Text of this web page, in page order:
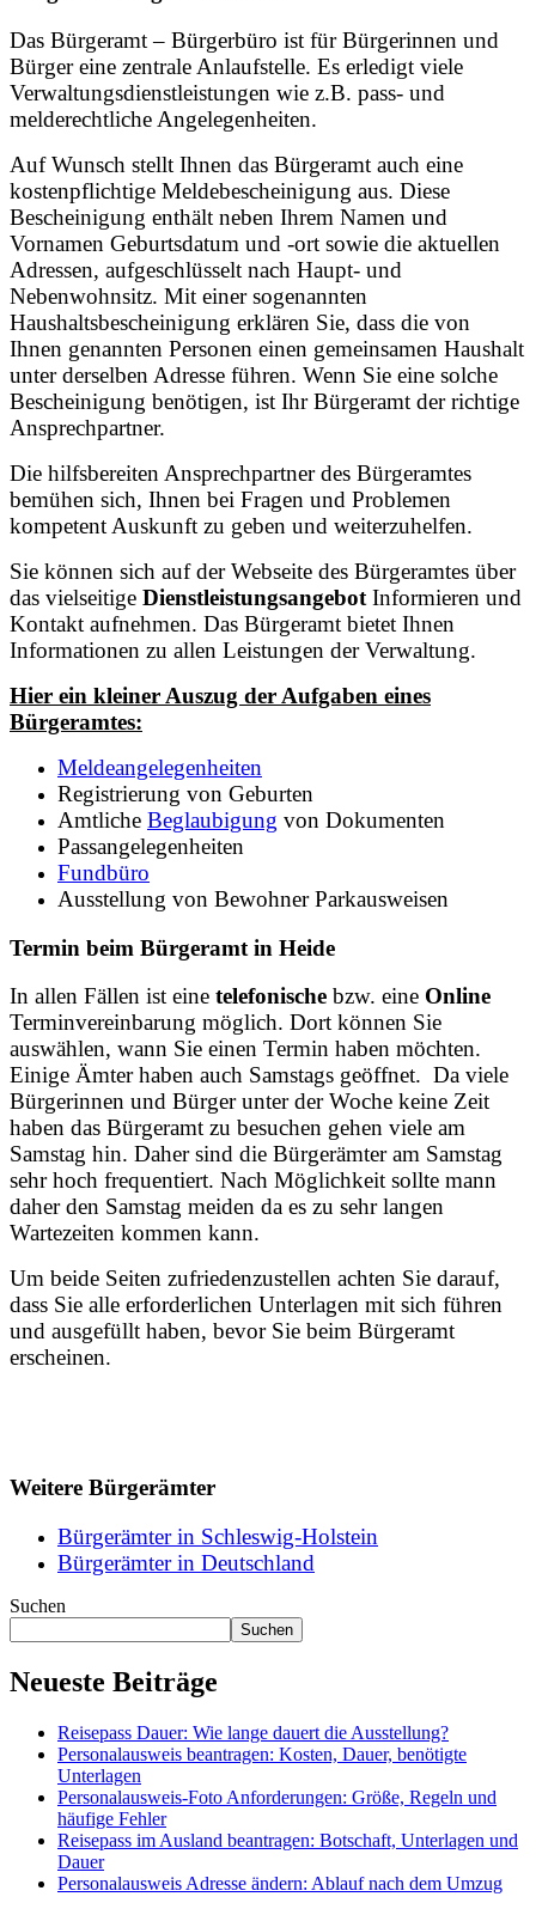
Das Bürgeramt – Bürgerbüro ist für Bürgerinnen und
Bürger eine zentrale Anlaufstelle. Es erledigt viele
Verwaltungsdienstleistungen wie z.B. pass- und
melderechtliche Angelegenheiten.
Auf Wunsch stellt Ihnen das Bürgeramt auch eine
kostenpflichtige Meldebescheinigung aus. Diese
Bescheinigung enthält neben Ihrem Namen und
Vornamen Geburtsdatum und -ort sowie die aktuellen
Adressen, aufgeschlüsselt nach Haupt- und
Nebenwohnsitz. Mit einer sogenannten
Haushaltsbescheinigung erklären Sie, dass die von
Ihnen genannten Personen einen gemeinsamen Haushalt
unter derselben Adresse führen. Wenn Sie eine solche
Bescheinigung benötigen, ist Ihr Bürgeramt der richtige
Ansprechpartner.
Die hilfsbereiten Ansprechpartner des Bürgeramtes
bemühen sich, Ihnen bei Fragen und Problemen
kompetent Auskunft zu geben und weiterzuhelfen.
Sie können sich auf der Webseite des Bürgeramtes über
das vielseitige Dienstleistungsangebot Informieren und
Kontakt aufnehmen. Das Bürgeramt bietet Ihnen
Informationen zu allen Leistungen der Verwaltung.
Hier ein kleiner Auszug der Aufgaben eines
Bürgeramtes:
Meldeangelegenheiten
Registrierung von Geburten
Amtliche Beglaubigung von Dokumenten
Passangelegenheiten
Fundbüro
Ausstellung von Bewohner Parkausweisen
Termin beim Bürgeramt in Heide
In allen Fällen ist eine telefonische bzw. eine Online
Terminvereinbarung möglich. Dort können Sie
auswählen, wann Sie einen Termin haben möchten.
Einige Ämter haben auch Samstags geöffnet. Da viele
Bürgerinnen und Bürger unter der Woche keine Zeit
haben das Bürgeramt zu besuchen gehen viele am
Samstag hin. Daher sind die Bürgerämter am Samstag
sehr hoch frequentiert. Nach Möglichkeit sollte mann
daher den Samstag meiden da es zu sehr langen
Wartezeiten kommen kann.
Um beide Seiten zufriedenzustellen achten Sie darauf,
dass Sie alle erforderlichen Unterlagen mit sich führen
und ausgefüllt haben, bevor Sie beim Bürgeramt
erscheinen.
Weitere Bürgerämter
Bürgerämter in Schleswig-Holstein
Bürgerämter in Deutschland
Suchen
Suchen
Neueste Beiträge
Reisepass Dauer: Wie lange dauert die Ausstellung?
Personalausweis beantragen: Kosten, Dauer, benötigte
Unterlagen
Personalausweis-Foto Anforderungen: Größe, Regeln und
häufige Fehler
Reisepass im Ausland beantragen: Botschaft, Unterlagen und
Dauer
Personalausweis Adresse ändern: Ablauf nach dem Umzug